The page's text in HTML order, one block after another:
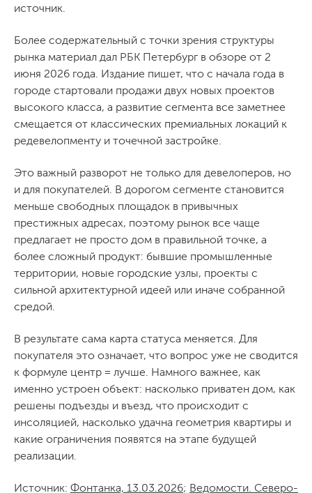
источник.
Более содержательный с точки зрения структуры
рынка материал дал РБК Петербург в обзоре от 2
июня 2026 года. Издание пишет, что с начала года в
городе стартовали продажи двух новых проектов
высокого класса, а развитие сегмента все заметнее
смещается от классических премиальных локаций к
редевелопменту и точечной застройке.
Это важный разворот не только для девелоперов, но
и для покупателей. В дорогом сегменте становится
меньше свободных площадок в привычных
престижных адресах, поэтому рынок все чаще
предлагает не просто дом в правильной точке, а
более сложный продукт: бывшие промышленные
территории, новые городские узлы, проекты с
сильной архитектурной идеей или иначе собранной
средой.
В результате сама карта статуса меняется. Для
покупателя это означает, что вопрос уже не сводится
к формуле центр = лучше. Намного важнее, как
именно устроен объект: насколько приватен дом, как
решены подъезды и въезд, что происходит с
инсоляцией, насколько удачна геометрия квартиры и
какие ограничения появятся на этапе будущей
реализации.
Источник: Фонтанка, 13.03.2026; Ведомости. Северо-